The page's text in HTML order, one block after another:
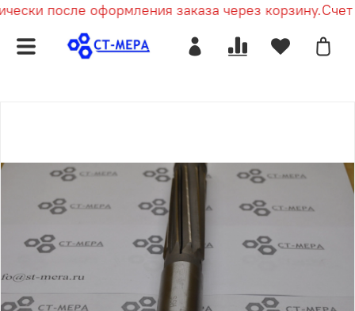
после оформления заказа через корзину.Счет